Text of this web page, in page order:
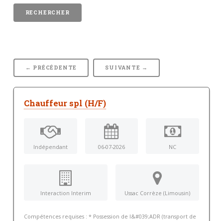
← PRÉCÉDENTE SUIVANTE →
Chauffeur spl (H/F)
Indépendant 06-07-2026 NC
Interaction Interim Ussac Corrèze (Limousin)
Compétences requises : * Possession de l&#039;ADR (transport de